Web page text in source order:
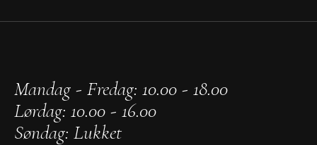
Mandag - Fredag: 10.00 - 18.00
Lørdag: 10.00 - 16.00
Søndag: Lukket